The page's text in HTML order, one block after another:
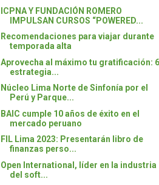
ICPNA Y FUNDACIÓN ROMERO
IMPULSAN CURSOS “POWERED...
Recomendaciones para viajar durante
temporada alta
Aprovecha al máximo tu gratificación: 6
estrategia...
Núcleo Lima Norte de Sinfonía por el
Perú y Parque...
BAIC cumple 10 años de éxito en el
mercado peruano
FIL Lima 2023: Presentarán libro de
finanzas perso...
Open International, líder en la industria
del soft...